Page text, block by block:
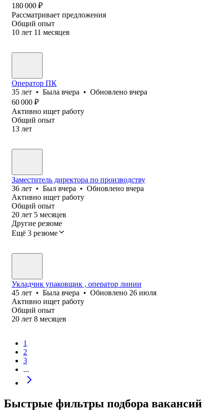
180 000 ₽
Рассматривает предложения
Общий опыт
10 лет 11 месяцев
Оператор ПК
35 лет • Была вчера • Обновлено вчера
60 000 ₽
Активно ищет работу
Общий опыт
13 лет
Заместитель директора по производству
36 лет • Был вчера • Обновлено вчера
Активно ищет работу
Общий опыт
20 лет 5 месяцев
Другие резюме
Ещё 3 резюме
Укладчик упаковщик , оператор линии
45 лет • Была вчера • Обновлено 26 июля
Активно ищет работу
Общий опыт
20 лет 8 месяцев
1
2
3
...
Быстрые фильтры подбора вакансий